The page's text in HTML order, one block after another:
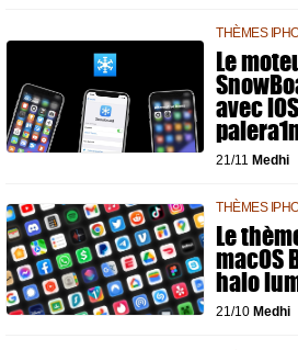
THÈMES
Le
avec
21/11 Medhi
THÈMES
Le
macOS
halo
21/10 Medhi